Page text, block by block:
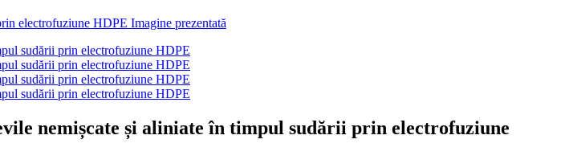
nemișcate și aliniate în timpul sudării prin electrofuziune